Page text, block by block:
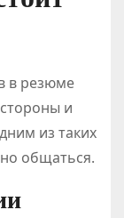
в резюме
и
из таких
общаться.